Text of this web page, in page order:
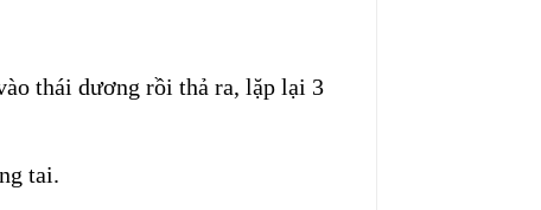
thái dương rồi thả ra, lặp lại 3
tai.